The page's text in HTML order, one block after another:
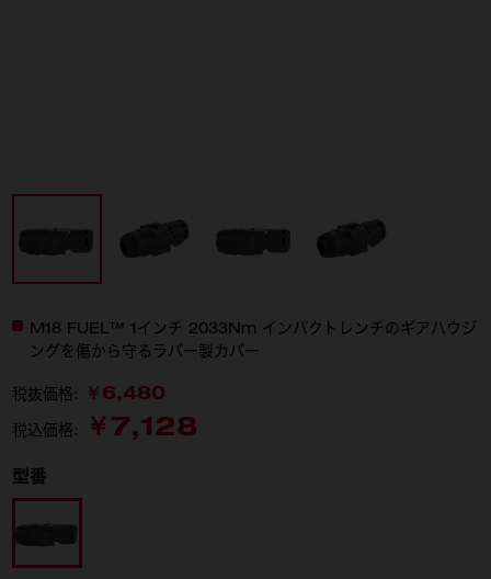
M18 FUEL™ 1インチ 2033Nm インパクトレンチのギアハウジ
ングを傷から守るラバー製カバー
税抜価格: ￥6,480
税込価格: ￥7,128
型番